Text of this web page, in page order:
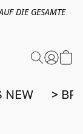
DIE GESAMTE
NEW >